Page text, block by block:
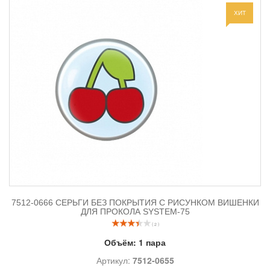
ХИТ
7512-0666 СЕРЬГИ БЕЗ ПОКРЫТИЯ С РИСУНКОМ ВИШЕНКИ
ДЛЯ ПРОКОЛА SYSTEM-75
( 2 )
Объём: 1 пара
Артикул: 7512-0655